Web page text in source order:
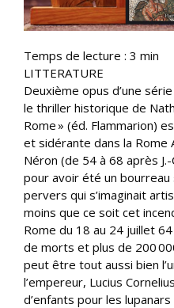
Temps de lecture : 3 min
LITTERATURE
Deuxième opus d’une
le thriller historique de
Rome » (éd. Flammarion)
et sidérante dans la Rome
Néron (de 54 à 68 après
pour avoir été un
pervers qui s’imaginait
moins que ce soit cet
Rome du 18 au 24 juillet
de morts et plus de 200
peut être tout aussi bien
l’empereur, Lucius
d’enfants pour les